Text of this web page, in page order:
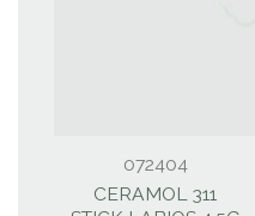
072404
CERAMOL 311